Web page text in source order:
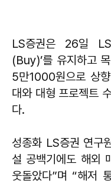
LS증권은 26일 LS
(Buy)’를 유지하고
5만1000원으로 상
대와 대형 프로젝트
다.
성종화 LS증권 연구
설 공백기에도 해외
웃돌았다”며 “해저